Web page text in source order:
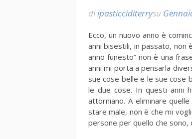
diipasticciditerrysu
Ecco, un nuovo anno è
anni bisestili, in passato, non
anno funesto” non è una
anni mi porta a pensarla
sue cose belle e le sue cose
le due cose. In questi anni
attorniano. A eliminare
stare male, non è che mi
persone per quello che